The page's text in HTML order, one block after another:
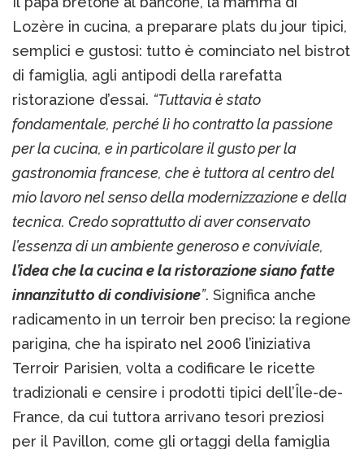
Lozère in cucina, a preparare plats du jour tipici,
semplici e gustosi: tutto è cominciato nel bistrot
di famiglia, agli antipodi della rarefatta
ristorazione d’essai. “Tuttavia è stato
fondamentale, perché lì ho contratto la passione
per la cucina, e in particolare il gusto per la
gastronomia francese, che è tuttora al centro del
mio lavoro nel senso della modernizzazione e della
tecnica. Credo soprattutto di aver conservato
l’essenza di un ambiente generoso e conviviale,
l’idea che la cucina e la ristorazione siano fatte
innanzitutto di condivisione”. Significa anche
radicamento in un terroir ben preciso: la regione
parigina, che ha ispirato nel 2006 l’iniziativa
Terroir Parisien, volta a codificare le ricette
tradizionali e censire i prodotti tipici dell’Île-de-
France, da cui tuttora arrivano tesori preziosi
per il Pavillon, come gli ortaggi della famiglia